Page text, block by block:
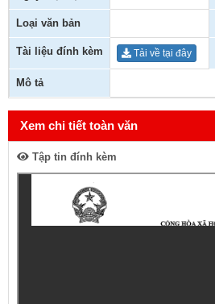
Loại văn bản
Tài liệu đính kèm Tải về tại đây
Mô tả
Xem chi tiết toàn văn
Tập tin đính kèm